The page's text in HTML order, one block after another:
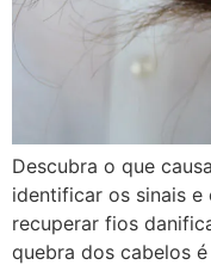
Descubra o que
identificar os sinais e
recuperar fios
quebra dos cabelos